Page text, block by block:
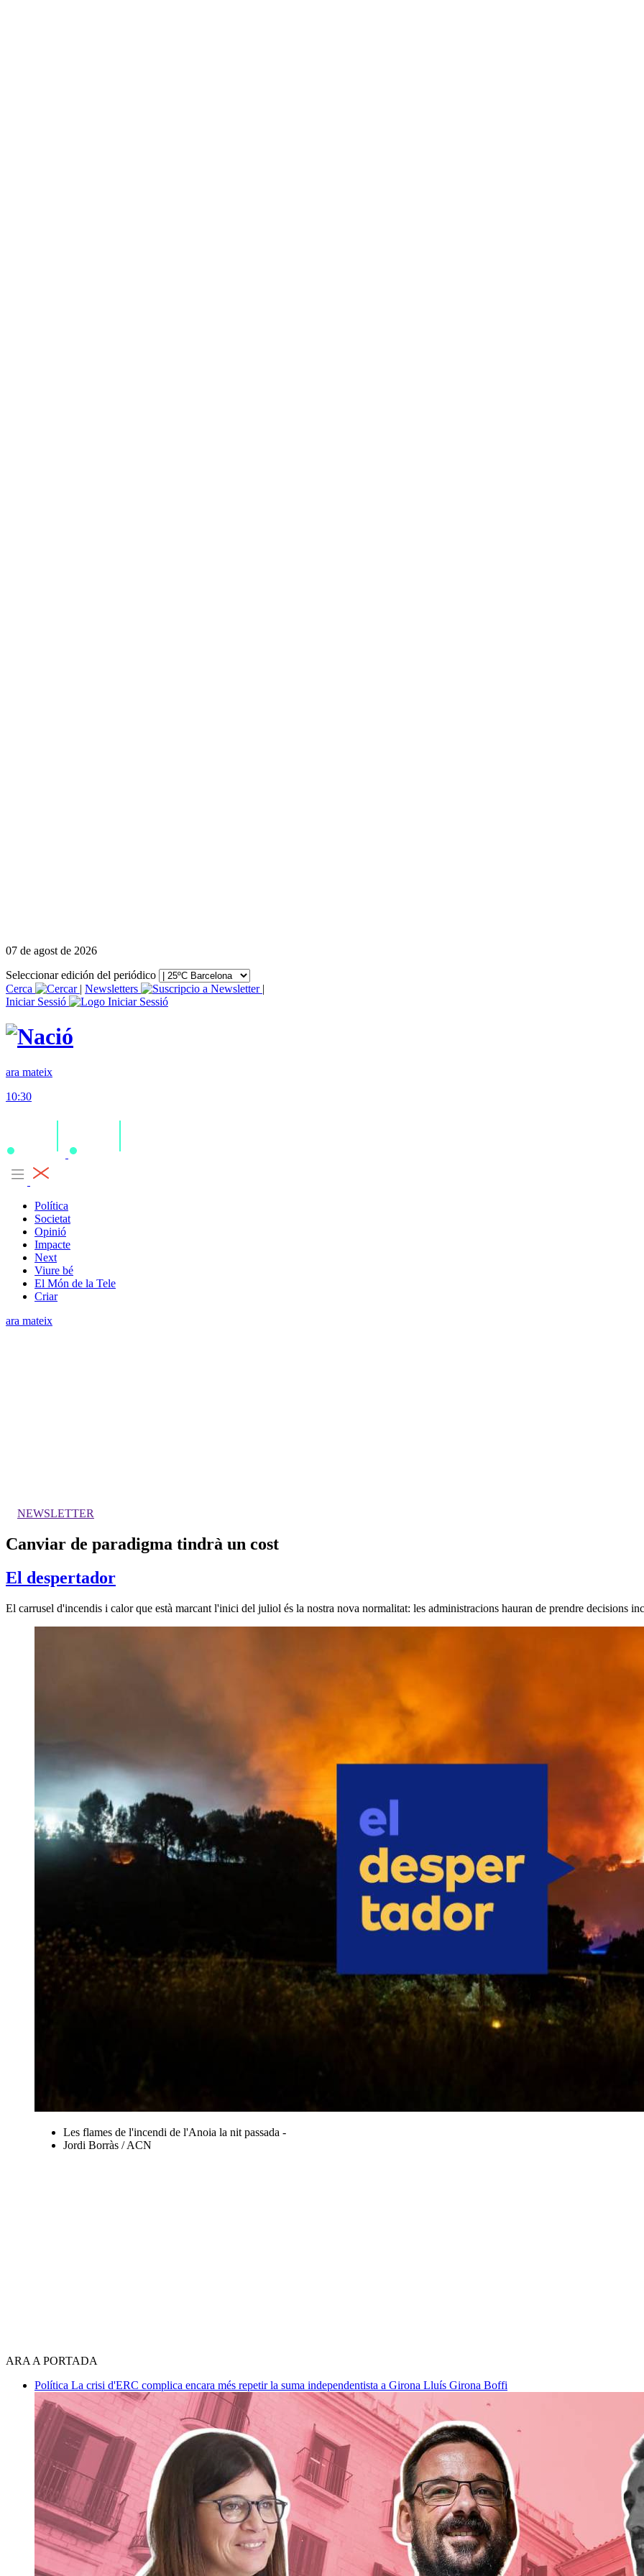
07 de agost de 2026
Seleccionar edición del periódico
Cerca
| Newsletters
|
Iniciar Sessió
ara mateix
10:30
Política
Societat
Opinió
Impacte
Next
Viure bé
El Món de la Tele
Criar
ara mateix
NEWSLETTER
Canviar de paradigma tindrà un cost
El despertador
El carrusel d'incendis i calor que està marcant l'inici del juliol és la nostra nova normalitat: les administracions hauran de prendre decisions
Les flames de l'incendi de l'Anoia la nit passada -
Jordi Borràs / ACN
ARA A PORTADA
Política La crisi d'ERC complica encara més repetir la suma independentista a Girona Lluís Girona Boffi